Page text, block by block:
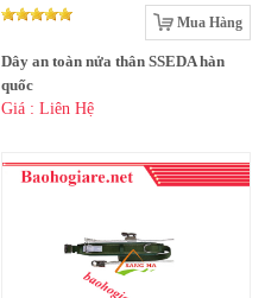
Mua Hàng
Dây an toàn nửa thân SSEDA hàn
quốc
Giá : Liên Hệ